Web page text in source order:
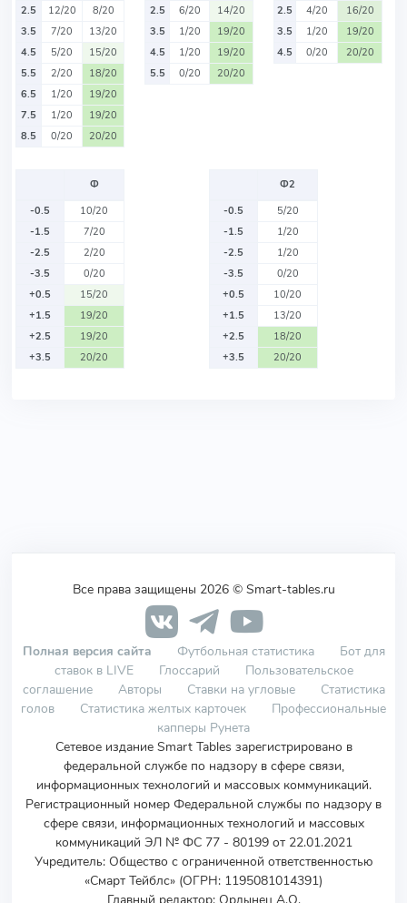
2.5
12/20
8/20
3.5
7/20
13/20
4.5
5/20
15/20
5.5
2/20
18/20
6.5
1/20
19/20
7.5
1/20
19/20
8.5
0/20 20/20
2.5
6/20
14/20
3.5
1/20
19/20
4.5
1/20
19/20
5.5
0/20 20/20
2.5
4/20
16/20
3.5
1/20
19/20
4.5
0/20 20/20
Ф
-0.5
10/20
-1.5
7/20
-2.5
2/20
-3.5
0/20
+0.5
15/20
+1.5
19/20
+2.5
19/20
+3.5
20/20
Ф2
-0.5
5/20
-1.5
1/20
-2.5
1/20
-3.5
0/20
+0.5
10/20
+1.5
13/20
+2.5
18/20
+3.5
20/20
Все права защищены 2026 © Smart-tables.ru
Полная версия сайта Футбольная статистика
Бот для
ставок в LIVE
Глоссарий
Пользовательское
соглашение
Авторы Ставки на угловые
Статистика
голов
Статистика желтых карточек
Профессиональные
капперы Рунета
Сетевое издание Smart Tables зарегистрировано в
федеральной службе по надзору в сфере связи,
информационных технологий и массовых коммуникаций.
Регистрационный номер Федеральной службы по надзору в
сфере связи, информационных технологий и массовых
коммуникаций ЭЛ № ФС 77 - 80199 от 22.01.2021
Учредитель: Общество с ограниченной ответственностью
«Смарт Тейблс» (ОГРН: 1195081014391)